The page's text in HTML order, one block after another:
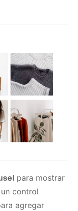
para mostrar
control
agregar